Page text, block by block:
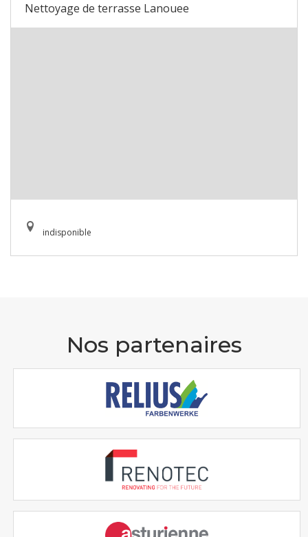
Nettoyage de terrasse Lanouee
indisponible
Nos partenaires